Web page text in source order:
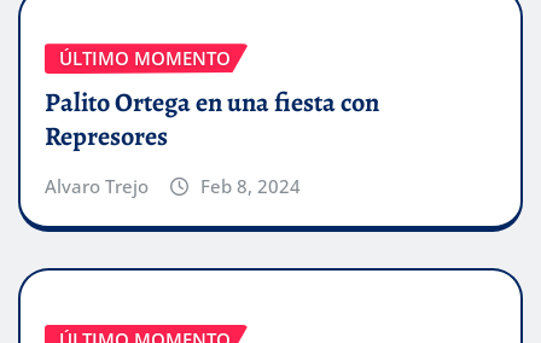
ÚLTIMO MOMENTO
Palito Ortega en una fiesta con
Represores
Alvaro Trejo Feb 8, 2024